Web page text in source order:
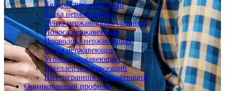
Квадрат нержавеющий
Балка нержавеющая
Лента нержавеющая (штрипс)
Полоса нержавеющая
Проволока нержавеющая
Сетка нержавеющая
Уголок нержавеющий
Швеллер нержавеющий
Шестигранник нержавеющий
Оцинкованный профиль